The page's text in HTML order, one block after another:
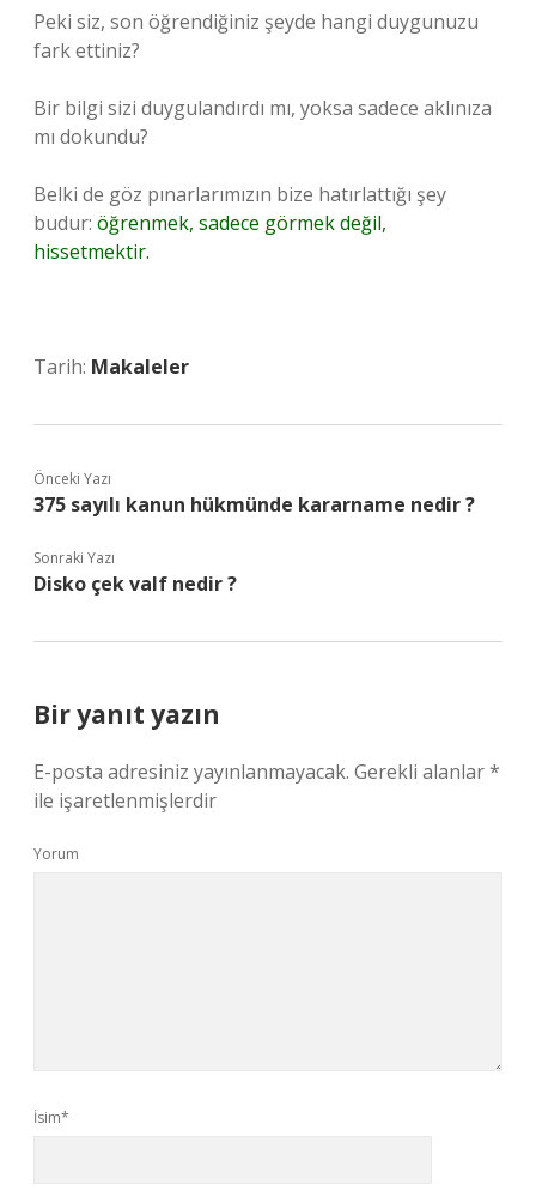
Peki siz, son öğrendiğiniz şeyde hangi duygunuzu
fark ettiniz?
Bir bilgi sizi duygulandırdı mı, yoksa sadece aklınıza
mı dokundu?
Belki de göz pınarlarımızın bize hatırlattığı şey
budur: öğrenmek, sadece görmek değil,
hissetmektir.
Tarih: Makaleler
Önceki Yazı
375 sayılı kanun hükmünde kararname nedir ?
Sonraki Yazı
Disko çek valf nedir ?
Bir yanıt yazın
E-posta adresiniz yayınlanmayacak. Gerekli alanlar*
ile işaretlenmişlerdir
Yorum
İsim*